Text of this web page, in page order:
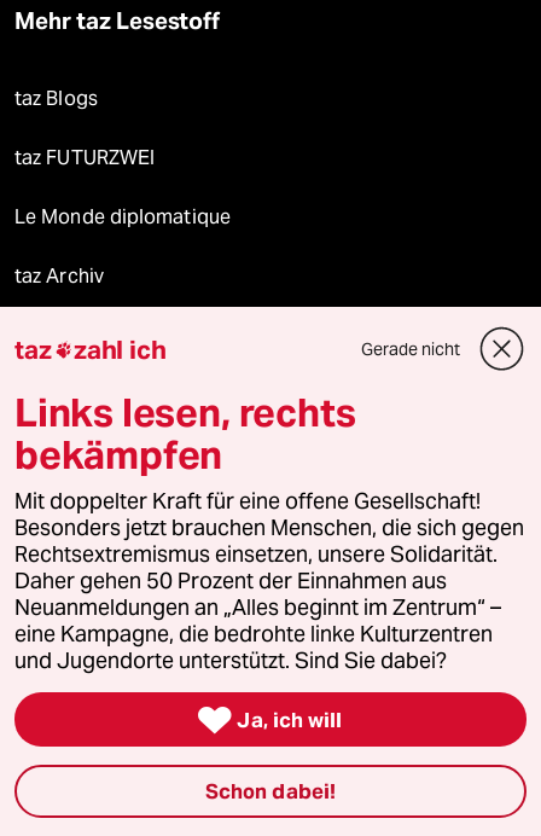
Mehr taz Lesestoff
taz Blogs
taz FUTURZWEI
Le Monde diplomatique
taz Archiv
Reisen
Kantine
Shop
Anzeigen
Fragen & Hilfe
Feedback
taz zahl ich Gerade nicht
Links lesen, rechts
bekämpfen
Mit doppelter Kraft für eine offene Gesellschaft!
Besonders jetzt brauchen Menschen, die sich gegen
Rechtsextremismus einsetzen, unsere Solidarität.
Daher gehen 50 Prozent der Einnahmen aus
Neuanmeldungen an „Alles beginnt im Zentrum“ –
eine Kampagne, die bedrohte linke Kulturzentren
und Jugendorte unterstützt. Sind Sie dabei?
 Ja, ich will
Schon dabei!